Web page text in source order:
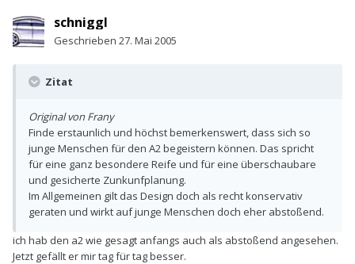
schniggl
Geschrieben 27. Mai 2005
Zitat
Original von Frany
Finde erstaunlich und höchst bemerkenswert, dass sich so
junge Menschen für den A2 begeistern können. Das spricht
für eine ganz besondere Reife und für eine überschaubare
und gesicherte Zunkunfplanung.
Im Allgemeinen gilt das Design doch als recht konservativ
geraten und wirkt auf junge Menschen doch eher abstoßend.
ich hab den a2 wie gesagt anfangs auch als abstoßend angesehen.
Jetzt gefällt er mir tag für tag besser.